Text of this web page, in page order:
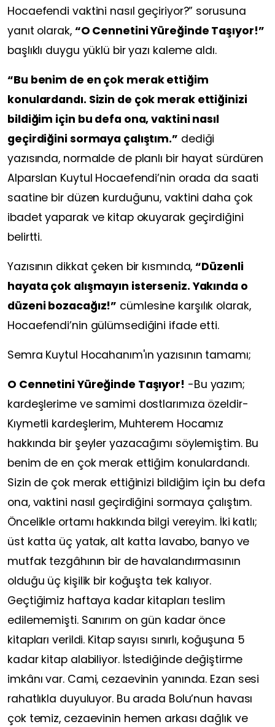
Hocaefendi vaktini nasıl geçiriyor?” sorusuna
yanıt olarak, “O Cennetini Yüreğinde Taşıyor!”
başlıklı duygu yüklü bir yazı kaleme aldı.
“Bu benim de en çok merak ettiğim
konulardandı. Sizin de çok merak ettiğinizi
bildiğim için bu defa ona, vaktini nasıl
geçirdiğini sormaya çalıştım.” dediği
yazısında, normalde de planlı bir hayat sürdüren
Alparslan Kuytul Hocaefendi’nin orada da saati
saatine bir düzen kurduğunu, vaktini daha çok
ibadet yaparak ve kitap okuyarak geçirdiğini
belirtti.
Yazısının dikkat çeken bir kısmında,“Düzenli
hayata çok alışmayın isterseniz. Yakında o
düzeni bozacağız!” cümlesine karşılık olarak,
Hocaefendi’nin gülümsediğini ifade etti.
Semra Kuytul Hocahanım'ın yazısının tamamı;
O Cennetini Yüreğinde Taşıyor! -Bu yazım;
kardeşlerime ve samimi dostlarımıza özeldir-
Kıymetli kardeşlerim, Muhterem Hocamız
hakkında bir şeyler yazacağımı söylemiştim. Bu
benim de en çok merak ettiğim konulardandı.
Sizin de çok merak ettiğinizi bildiğim için bu defa
ona, vaktini nasıl geçirdiğini sormaya çalıştım.
Öncelikle ortamı hakkında bilgi vereyim. İki katlı;
üst katta üç yatak, alt katta lavabo, banyo ve
mutfak tezgâhının bir de havalandırmasının
olduğu üç kişilik bir koğuşta tek kalıyor.
Geçtiğimiz haftaya kadar kitapları teslim
edilememişti. Sanırım on gün kadar önce
kitapları verildi. Kitap sayısı sınırlı, koğuşuna 5
kadar kitap alabiliyor. İstediğinde değiştirme
imkânı var. Cami, cezaevinin yanında. Ezan sesi
rahatlıkla duyuluyor. Bu arada Bolu’nun havası
çok temiz, cezaevinin hemen arkası dağlık ve